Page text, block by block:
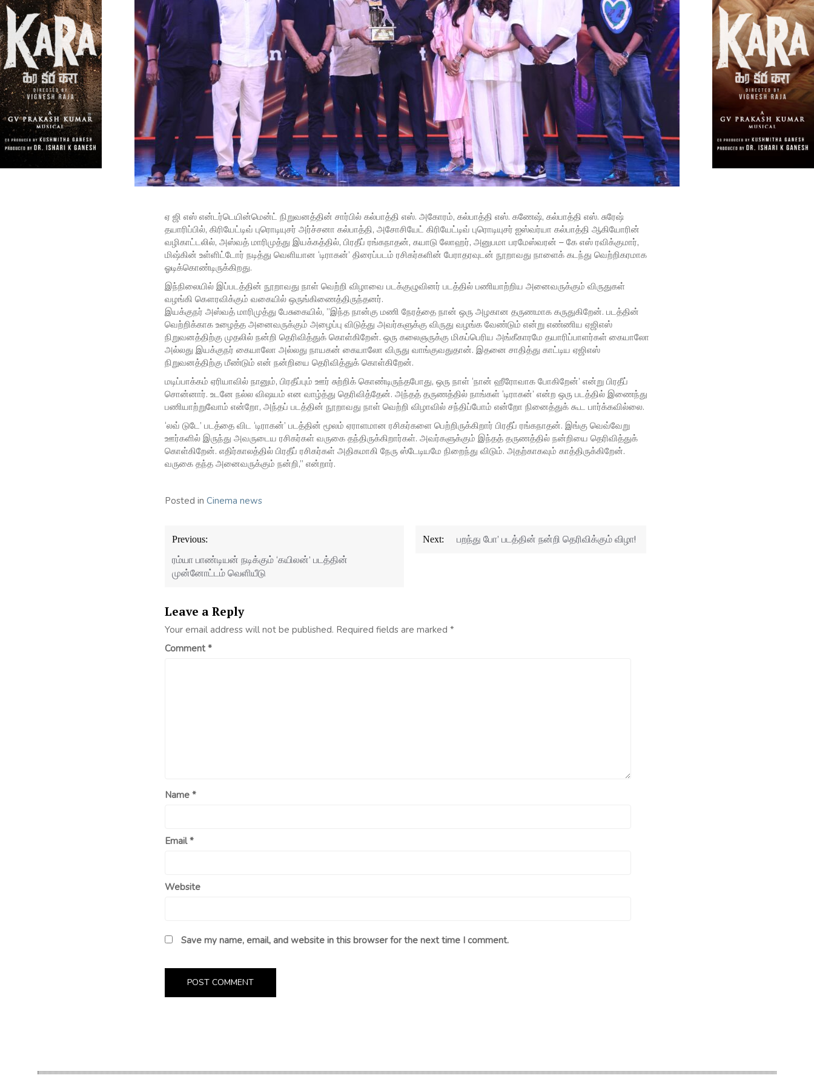
ஏ ஜி எஸ் என்டர்டெயின்மென்ட் நிறுவனத்தின் சார்பில் கல்பாத்தி எஸ். அகோரம், கல்பாத்தி எஸ். கணேஷ், கல்பாத்தி எஸ். சுரேஷ்
தயாரிப்பில், கிரியேட்டிவ் புரொடியுசர் அர்ச்சனா கல்பாத்தி, அசோசியேட் கிரியேட்டிவ் புரொடியுசர் ஐஸ்வர்யா கல்பாத்தி ஆகியோரின்
வழிகாட்டலில், அஸ்வத் மாரிமுத்து இயக்கத்தில், பிரதீப் ரங்கநாதன், கயாடு லோஹர், அனுபமா பரமேஸ்வரன் – கே எஸ் ரவிக்குமார்,
மிஷ்கின் உள்ளிட்டோர் நடித்து வெளியான ‘டிராகன்’ திரைப்படம் ரசிகர்களின் பேராதரவுடன் நூறாவது நாளைக் கடந்து வெற்றிகரமாக
ஓடிக்கொண்டிருக்கிறது.
இந்நிலையில் இப்படத்தின் நூறாவது நாள் வெற்றி விழாவை படக்குழுவினர் படத்தில் பணியாற்றிய அனைவருக்கும் விருதுகள்
வழங்கி கௌரவிக்கும் வகையில் ஒருங்கிணைத்திருந்தனர்.
இயக்குநர் அஸ்வத் மாரிமுத்து பேசுகையில், ”இந்த நான்கு மணி நேரத்தை நான் ஒரு அழகான தருணமாக கருதுகிறேன். படத்தின்
வெற்றிக்காக உழைத்த அனைவருக்கும் அழைப்பு விடுத்து அவர்களுக்கு விருது வழங்க வேண்டும் என்று எண்ணிய ஏஜிஎஸ்
நிறுவனத்திற்கு முதலில் நன்றி தெரிவித்துக் கொள்கிறேன். ஒரு கலைஞருக்கு மிகப்பெரிய அங்கீகாரமே தயாரிப்பாளர்கள் கையாலோ
அல்லது இயக்குநர் கையாலோ அல்லது நாயகன் கையாலோ விருது வாங்குவதுதான். இதனை சாதித்து காட்டிய ஏஜிஎஸ்
நிறுவனத்திற்கு மீண்டும் என் நன்றியை தெரிவித்துக் கொள்கிறேன்.
மடிப்பாக்கம் ஏரியாவில் நானும், பிரதீப்பும் ஊர் சுற்றிக் கொண்டிருந்தபோது, ஒரு நாள் ‘நான் ஹீரோவாக போகிறேன்’ என்று பிரதீப்
சொன்னார். உடனே நல்ல விஷயம் என வாழ்த்து தெரிவித்தேன். அந்தத் தருணத்தில் நாங்கள் ‘டிராகன்’ என்ற ஒரு படத்தில் இணைந்து
பணியாற்றுவோம் என்றோ, அந்தப் படத்தின் நூறாவது நாள் வெற்றி விழாவில் சந்திப்போம் என்றோ நினைத்துக் கூட பார்க்கவில்லை.
‘லவ் டுடே’ படத்தை விட ‘டிராகன்’ படத்தின் மூலம் ஏராளமான ரசிகர்களை பெற்றிருக்கிறார் பிரதீப் ரங்கநாதன். இங்கு வெவ்வேறு
ஊர்களில் இருந்து அவருடைய ரசிகர்கள் வருகை தந்திருக்கிறார்கள். அவர்களுக்கும் இந்தத் தருணத்தில் நன்றியை தெரிவித்துக்
கொள்கிறேன். எதிர்காலத்தில் பிரதீப் ரசிகர்கள் அதிகமாகி நேரு ஸ்டேடியமே நிறைந்து விடும். அதற்காகவும் காத்திருக்கிறேன்.
வருகை தந்த அனைவருக்கும் நன்றி,” என்றார்.
Posted in Cinema news
Post
navigation
Previous:
ரம்யா பாண்டியன் நடிக்கும் ‘கயிலன்’ படத்தின்
முன்னோட்டம் வெளியீடு
Next: பறந்து போ’ படத்தின் நன்றி தெரிவிக்கும் விழா!
Leave a Reply
Your email address will not be published. Required fields are marked *
Comment*
Name *
Email*
Website
Save my name, email, and website in this browser for the next time I comment.